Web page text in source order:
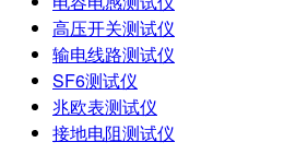
高压开关测试仪
输电线路测试仪
SF6测试仪
兆欧表测试仪
接地电阻测试仪